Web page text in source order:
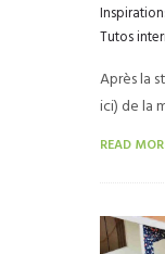
Tutos
Après la
ici) de la
READ